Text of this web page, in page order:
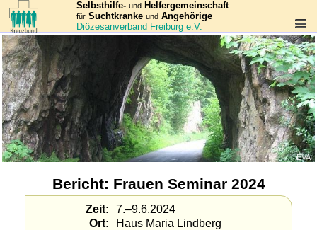
Selbsthilfe- und Helfergemeinschaft
für Suchtkranke und Angehörige
Diözesanverband Freiburg e.V.
EVA
Bericht: Frauen Seminar 2024
Zeit
7.–9.6.2024
Ort
Haus Maria Lindberg